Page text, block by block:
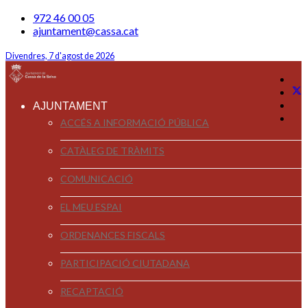
972 46 00 05
ajuntament@cassa.cat
Divendres, 7 d'agost de 2026
AJUNTAMENT
ACCÉS A INFORMACIÓ PÚBLICA
CATÀLEG DE TRÀMITS
COMUNICACIÓ
EL MEU ESPAI
ORDENANCES FISCALS
PARTICIPACIÓ CIUTADANA
RECAPTACIÓ